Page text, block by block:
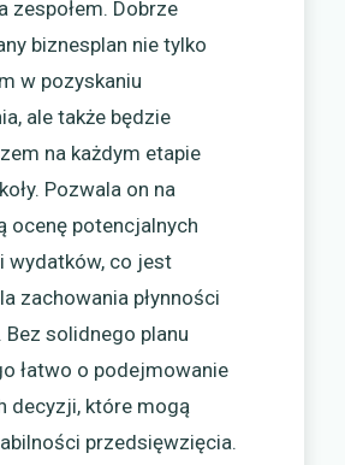
zespołem. Dobrze
biznesplan nie tylko
w pozyskaniu
ale także będzie
na każdym etapie
Pozwala on na
ocenę potencjalnych
wydatków, co jest
zachowania płynności
solidnego planu
łatwo o podejmowanie
decyzji, które mogą
przedsięwzięcia.